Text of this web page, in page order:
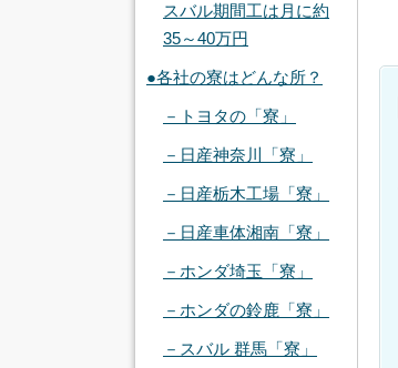
スバル期間工は月に約
35～40万円
●各社の寮はどんな所？
－トヨタの「寮」
－日産神奈川「寮」
－日産栃木工場「寮」
－日産車体湘南「寮」
－ホンダ埼玉「寮」
－ホンダの鈴鹿「寮」
－スバル 群馬「寮」